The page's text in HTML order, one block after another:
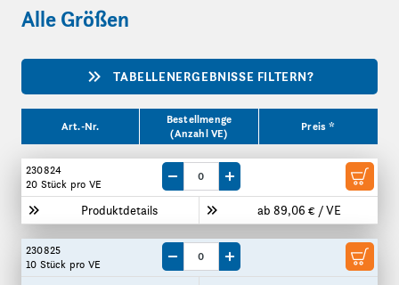
Alle Größen
TABELLENERGEBNISSE FILTERN?
Art.-Nr.
Bestellmenge
(Anzahl VE)
Preis *
230824
20 Stück pro VE
Produktdetails ab 89,06 € / VE
Menge um eine VE reduzieren
Menge um eine VE erhöhen
230825
10 Stück pro VE Menge um eine VE reduzieren
Menge um eine VE erhöhen